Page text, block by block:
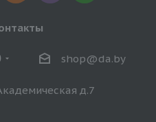
shop@da.by
д.7